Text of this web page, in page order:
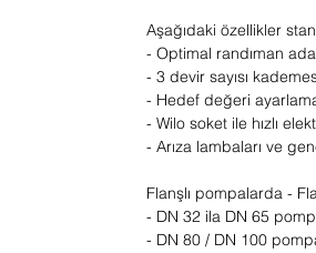
Aşağıdaki özellikler
- Optimal randıman
- 3 devir sayısı
- Hedef değeri
- Wilo soket ile hızlı
- Arıza lambaları ve
Flanşlı pompalarda -
- DN 32 ila DN 65
- DN 80 / DN 100